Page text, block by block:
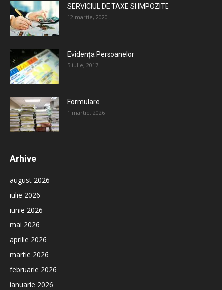
SERVICIUL DE TAXE SI IMPOZITE
12 martie, 2020
Evidența Persoanelor
5 iulie, 2017
Formulare
1 martie, 2026
Arhive
august 2026
iulie 2026
iunie 2026
mai 2026
aprilie 2026
martie 2026
februarie 2026
ianuarie 2026